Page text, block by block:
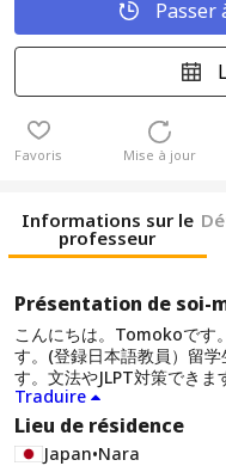
Passer
Favoris Mise à jour
Informations sur le
professeur
Présentation de soi-
こんにちは。Tomokoです
す。(登録日本語教員）留
す。文法やJLPT対策できま
Traduire
Lieu de résidence
Japan•Nara